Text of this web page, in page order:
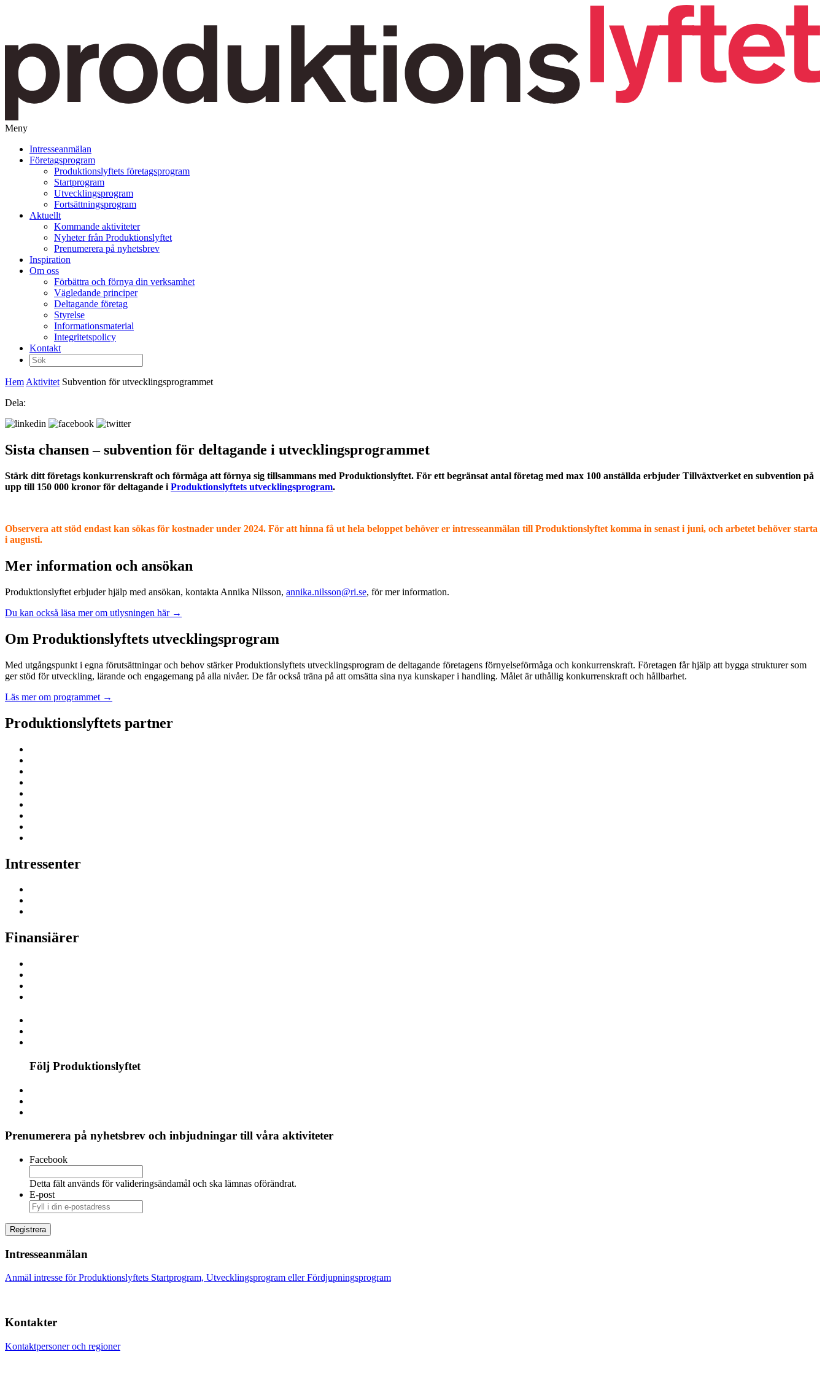
Meny
vidare
Intresseanmälan
Företagsprogram
Produktionslyftets företagsprogram
Startprogram
Utvecklingsprogram
Fortsättningsprogram
Aktuellt
Kommande aktiviteter
Nyheter från Produktionslyftet
Prenumerera på nyhetsbrev
Inspiration
Om oss
Förbättra och förnya din verksamhet
Vägledande principer
Deltagande företag
Styrelse
Informationsmaterial
Integritetspolicy
Kontakt
Sök
efter:
Hem Aktivitet Subvention för utvecklingsprogrammet
Dela:
Sista chansen – subvention för deltagande i utvecklingsprogrammet
Stärk ditt företags konkurrenskraft och förmåga att förnya sig tillsammans med Produktionslyftet. För ett begränsat antal företag med max 100 anställda erbjuder Tillväxtverket en subvention på
upp till 150 000 kronor för deltagande i Produktionslyftets utvecklingsprogram.
Observera att stöd endast kan sökas för kostnader under 2024. För att hinna få ut hela beloppet behöver er intresseanmälan till Produktionslyftet komma in senast i juni, och arbetet behöver starta
i augusti.
Mer information och ansökan
Produktionslyftet erbjuder hjälp med ansökan, kontakta Annika Nilsson, annika.nilsson@ri.se, för mer information.
Du kan också läsa mer om utlysningen här →
Om Produktionslyftets utvecklingsprogram
Med utgångspunkt i egna förutsättningar och behov stärker Produktionslyftets utvecklingsprogram de deltagande företagens förnyelseförmåga och konkurrenskraft. Företagen får hjälp att bygga strukturer som
ger stöd för utveckling, lärande och engagemang på alla nivåer. De får också träna på att omsätta sina nya kunskaper i handling. Målet är uthållig konkurrenskraft och hållbarhet.
Läs mer om programmet →
Produktionslyftets partner
Intressenter
Finansiärer
Följ Produktionslyftet
Prenumerera på nyhetsbrev och inbjudningar till våra aktiviteter
Facebook
Detta fält används för valideringsändamål och ska lämnas oförändrat.
E-post
Intresseanmälan
Anmäl intresse för Produktionslyftets Startprogram, Utvecklingsprogram eller Fördjupningsprogram
Kontakter
Kontaktpersoner och regioner